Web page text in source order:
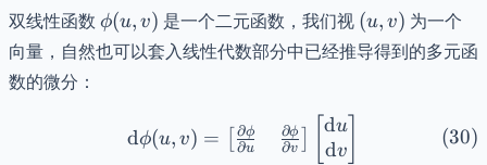
双线性函数 \phi(u,
v)
ϕ(u, v) 是一个二元函数，我们视 (u,
v)
(u, v) 为一个
向量，自然也可以套入线性代数部分中已经推导得到的多元函
数的微分：
\begin{align}
dϕ(u, v) = ∂u
∂ϕ
∂v
∂ϕ [du
dv